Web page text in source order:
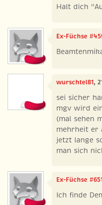
Halt dich
Ex-Füchse
wurschtel81,
sei sicher
mgv wird
(mal sehen
mehrheit er
jetzt lange
man sich
Ex-Füchse
Ich finde